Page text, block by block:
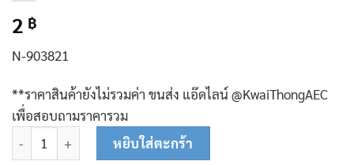
2 ฿
N-903821
**ราคาสินค้ายังไม่รวมค่า ขนส่ง แอ๊ดไลน์ @KwaiThongAEC
เพื่อสอบถามราคารวม
จำนวน แหวนรอง (10*16*1.5) 01-0314 ชิ้น
หยิบใส่ตะกร้า